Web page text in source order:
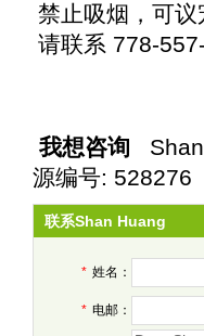
禁止吸烟，可议
请联系 778-
我想咨询
源编号: 528276
联系Shan Huang
* 姓名：
* 电邮：